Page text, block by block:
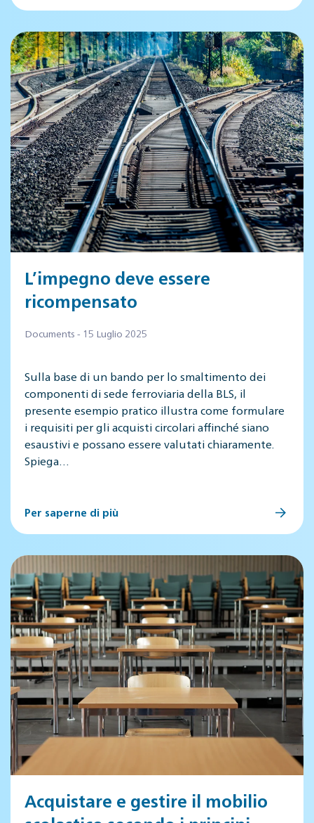
L’impegno deve essere
ricompensato
Documents - 15 Luglio 2025
Sulla base di un bando per lo smaltimento dei
componenti di sede ferroviaria della BLS, il
presente esempio pratico illustra come formulare
i requisiti per gli acquisti circolari affinché siano
esaustivi e possano essere valutati chiaramente.
Spiega…
Per saperne di più
Acquistare e gestire il mobilio